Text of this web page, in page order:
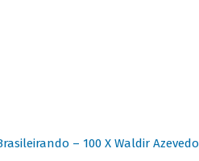
– 100 X Waldir Azevedo